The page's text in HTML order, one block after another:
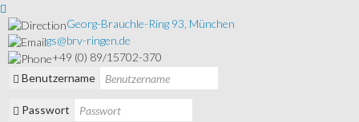
Georg-Brauchle-Ring 93, München
gs@brv-ringen.de
+49 (0) 89/15702-370
Benutzername
Passwort